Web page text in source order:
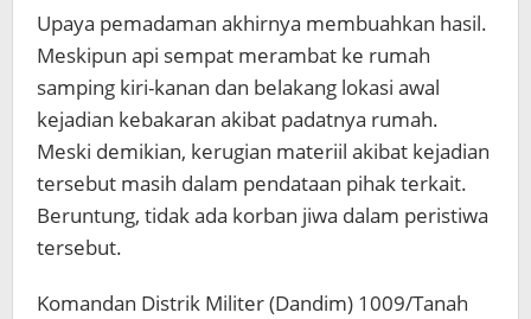
Upaya pemadaman akhirnya membuahkan hasil.
Meskipun api sempat merambat ke rumah
samping kiri-kanan dan belakang lokasi awal
kejadian kebakaran akibat padatnya rumah.
Meski demikian, kerugian materiil akibat kejadian
tersebut masih dalam pendataan pihak terkait.
Beruntung, tidak ada korban jiwa dalam peristiwa
tersebut.
Komandan Distrik Militer (Dandim) 1009/Tanah